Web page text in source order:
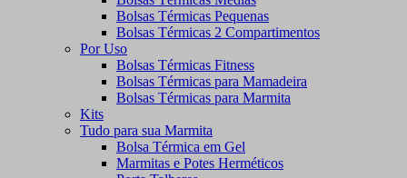
Bolsas Térmicas Pequenas
Bolsas Térmicas 2 Compartimentos
Por Uso
Bolsas Térmicas Fitness
Bolsas Térmicas para Mamadeira
Bolsas Térmicas para Marmita
Kits
Tudo para sua Marmita
Bolsa Térmica em Gel
Marmitas e Potes Herméticos